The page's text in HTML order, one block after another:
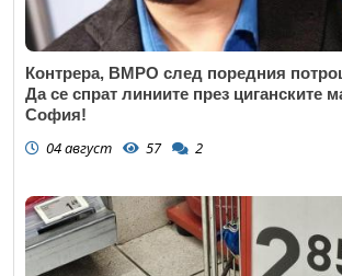
Контрера, ВМРО след поредния
Да се спрат линиите през циганските
София!
04 август 57 2